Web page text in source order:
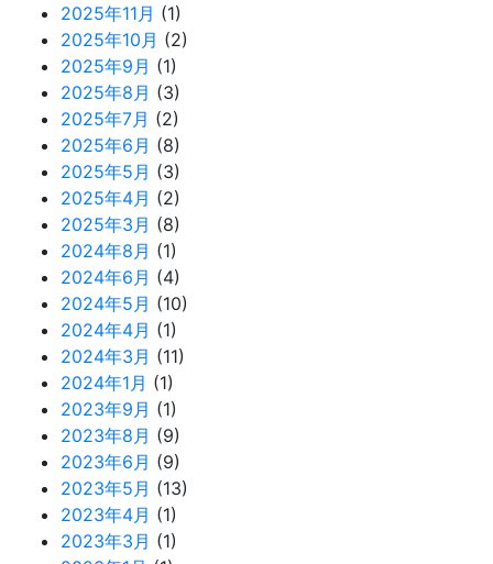
2025年11月 (1)
2025年10月 (2)
2025年9月 (1)
2025年8月 (3)
2025年7月 (2)
2025年6月 (8)
2025年5月 (3)
2025年4月 (2)
2025年3月 (8)
2024年8月 (1)
2024年6月 (4)
2024年5月 (10)
2024年4月 (1)
2024年3月 (11)
2024年1月 (1)
2023年9月 (1)
2023年8月 (9)
2023年6月 (9)
2023年5月 (13)
2023年4月 (1)
2023年3月 (1)